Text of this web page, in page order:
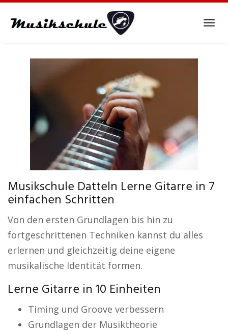
Musikschule Datteln Lerne Gitarre in 7
einfachen Schritten
Von den ersten Grundlagen bis hin zu
fortgeschrittenen Techniken kannst du alles
erlernen und gleichzeitig deine eigene
musikalische Identität formen.
Lerne Gitarre in 10 Einheiten
Timing und Groove verbessern
Grundlagen der Musiktheorie